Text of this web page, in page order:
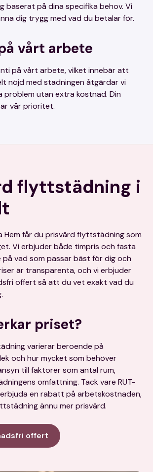
baserat på dina specifika behov. Vi
dig trygg med vad du betalar för.
vårt arbete
på vårt arbete, vilket innebär att
nöjd med städningen åtgärdar vi
problem utan extra kostnad. Din
vår prioritet.
flyttstädning i
Hem får du prisvärd flyttstädning som
Vi erbjuder både timpris och fasta
vad som passar bäst för dig och
är transparenta, och vi erbjuder
offert så att du vet exakt vad du
priset?
varierar beroende på
och hur mycket som behöver
till faktorer som antal rum,
omfattning. Tack vare RUT-
en rabatt på arbetskostnaden,
ännu mer prisvärd.
offert